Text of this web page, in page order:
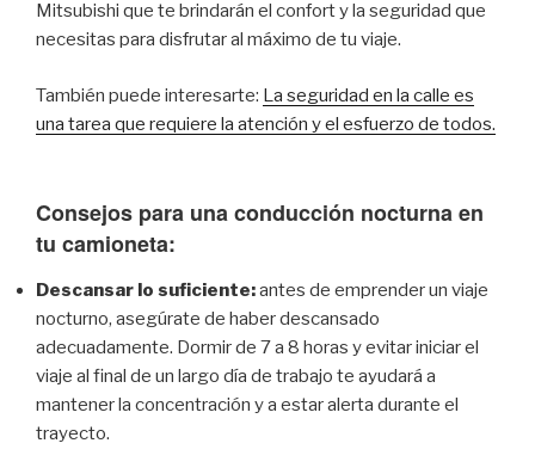
Mitsubishi que te brindarán el confort y la seguridad que
necesitas para disfrutar al máximo de tu viaje.
También puede interesarte: La seguridad en la calle es
una tarea que requiere la atención y el esfuerzo de todos.
Consejos para una conducción nocturna en
tu camioneta:
Descansar lo suficiente:antes de emprender un viaje
nocturno, asegúrate de haber descansado
adecuadamente. Dormir de 7 a 8 horas y evitar iniciar el
viaje al final de un largo día de trabajo te ayudará a
mantener la concentración y a estar alerta durante el
trayecto.